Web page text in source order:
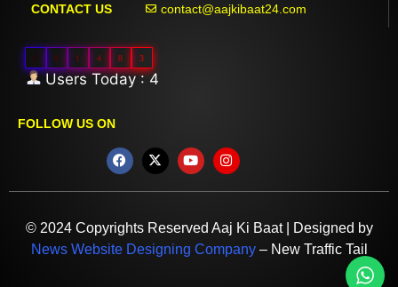
CONTACT US contact@aajkibaat24.com
0 1 4 8 3
Users Today : 4
FOLLOW US ON
© 2024 Copyrights Reserved Aaj Ki Baat | Designed by
News Website Designing Company – New Traffic Tail